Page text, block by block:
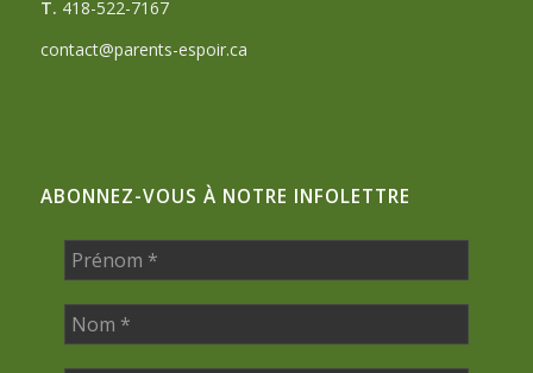
T. 418-522-7167
contact@parents-espoir.ca
ABONNEZ-VOUS À NOTRE INFOLETTRE